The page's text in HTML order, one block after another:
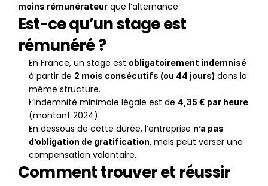
moins rémunérateur que l’alternance.
Est-ce qu’un stage est
rémunéré ?
En France, un stage est obligatoirement indemnisé
à partir de 2 mois consécutifs (ou 44 jours) dans la
même structure.
L’indemnité minimale légale est de 4,35 € par heure
(montant 2024).
En dessous de cette durée, l’entreprise n’a pas
d’obligation de gratification, mais peut verser une
compensation volontaire.
Comment trouver et réussir